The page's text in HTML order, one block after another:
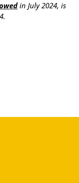
in July 2024, is